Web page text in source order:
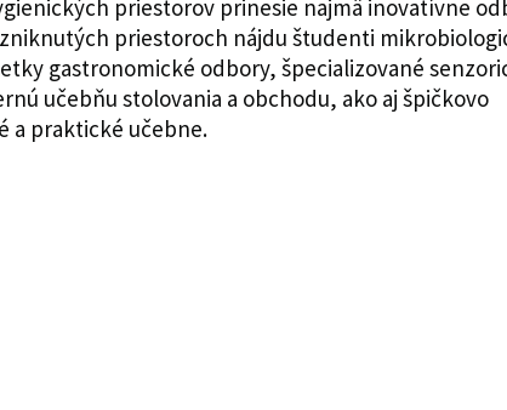
priestorov prinesie najmä inovatívne
priestoroch nájdu študenti
gastronomické odbory, špecializované
učebňu stolovania a obchodu, ako aj špičkovo
a praktické učebne.